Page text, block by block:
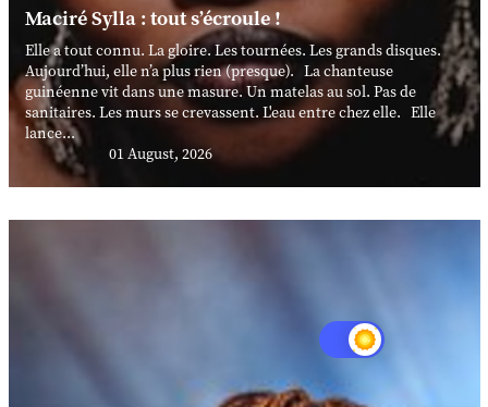
Maciré Sylla : tout s’écroule !
Elle a tout connu. La gloire. Les tournées. Les grands disques.
Aujourd’hui, elle n’a plus rien (presque). La chanteuse
guinéenne vit dans une masure. Un matelas au sol. Pas de
sanitaires. Les murs se crevassent. L'eau entre chez elle. Elle
lance...
01 August, 2026